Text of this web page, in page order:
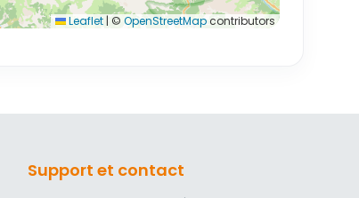
Leaflet | © OpenStreetMapcontributors
Support et contact